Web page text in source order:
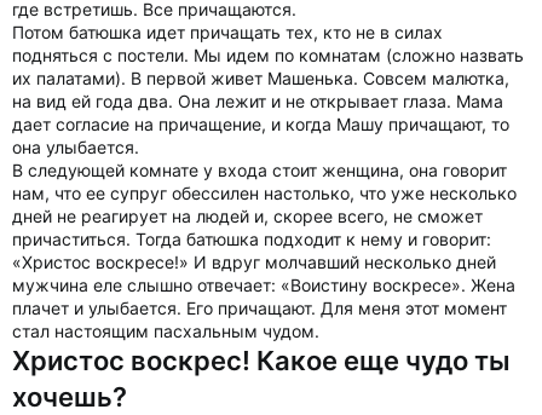
где встретишь. Все причащаются.
Потом батюшка идет причащать тех, кто не в силах
подняться с постели. Мы идем по комнатам (сложно назвать
их палатами). В первой живет Машенька. Совсем малютка,
на вид ей года два. Она лежит и не открывает глаза. Мама
дает согласие на причащение, и когда Машу причащают, то
она улыбается.
В следующей комнате у входа стоит женщина, она говорит
нам, что ее супруг обессилен настолько, что уже несколько
дней не реагирует на людей и, скорее всего, не сможет
причаститься. Тогда батюшка подходит к нему и говорит:
«Христос воскресе!» И вдруг молчавший несколько дней
мужчина еле слышно отвечает: «Воистину воскресе». Жена
плачет и улыбается. Его причащают. Для меня этот момент
стал настоящим пасхальным чудом.
Христос воскрес! Какое еще чудо ты
хочешь?